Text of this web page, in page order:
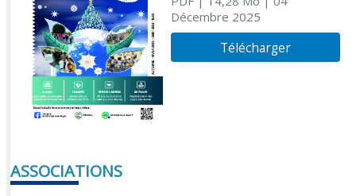
Décembre 2025
Télécharger
ASSOCIATIONS